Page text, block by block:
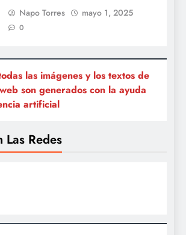
Napo Torres mayo 1, 2025
0
las imágenes y los textos de
son generados con la ayuda
artificial
Las Redes